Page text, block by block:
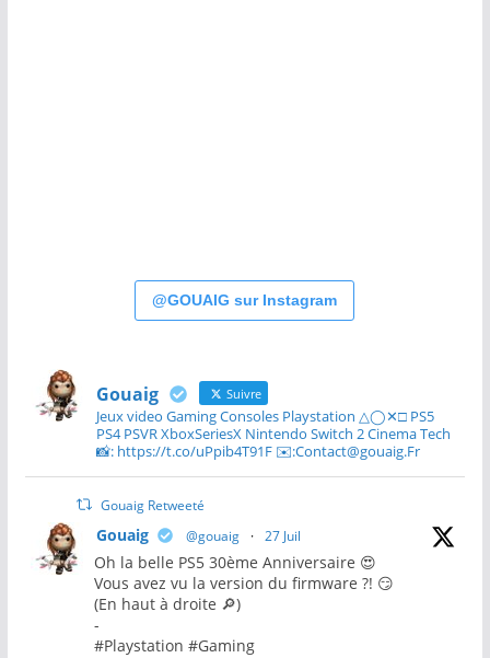
@GOUAIG sur Instagram
Gouaig Suivre
Jeux video Gaming Consoles Playstation △◯✕□ PS5
PS4 PSVR XboxSeriesX Nintendo Switch 2 Cinema Tech
📸: https://t.co/uPpib4T91F ✉️:Contact@gouaig.Fr
Gouaig Retweeté
Gouaig @gouaig · 27 Juil
Oh la belle PS5 30ème Anniversaire 😍
Vous avez vu la version du firmware ?! 😏
(En haut à droite 🔎)
-
#Playstation #Gaming